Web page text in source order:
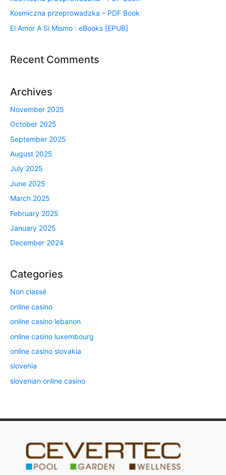
Kosmiczna przeprowadzka – PDF Book
El Amor A Si Mismo : eBooks [EPUB]
Recent Comments
Archives
November 2025
October 2025
September 2025
August 2025
July 2025
June 2025
March 2025
February 2025
January 2025
December 2024
Categories
Non classé
online casino
online casino lebanon
online casino luxembourg
online casino slovakia
slovenia
slovenian online casino